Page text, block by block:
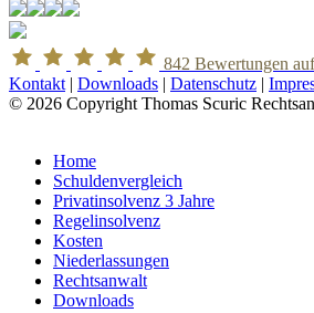
842 Bewertungen
Kontakt | Downloads | Datenschutz |
© 2026 Copyright Thomas Scuric
Home
Schuldenvergleich
Privatinsolvenz 3 Jahre
Regelinsolvenz
Kosten
Niederlassungen
Rechtsanwalt
Downloads